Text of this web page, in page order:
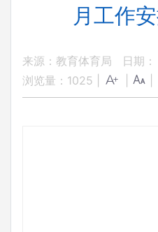
月工作
来源：教育体育局
日期
浏览量： 1025